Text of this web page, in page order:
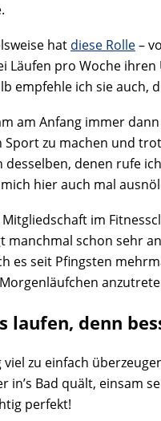
hat diese Rolle–
Läufen pro Woche
empfehle ich sie auch,
am Anfang immer
zu machen und
denen rufe
hier auch mal
im
manchmal schon sehr
es seit Pfingsten
laufen, denn
zu einfach
in’s Bad quält, einsam
perfekt!